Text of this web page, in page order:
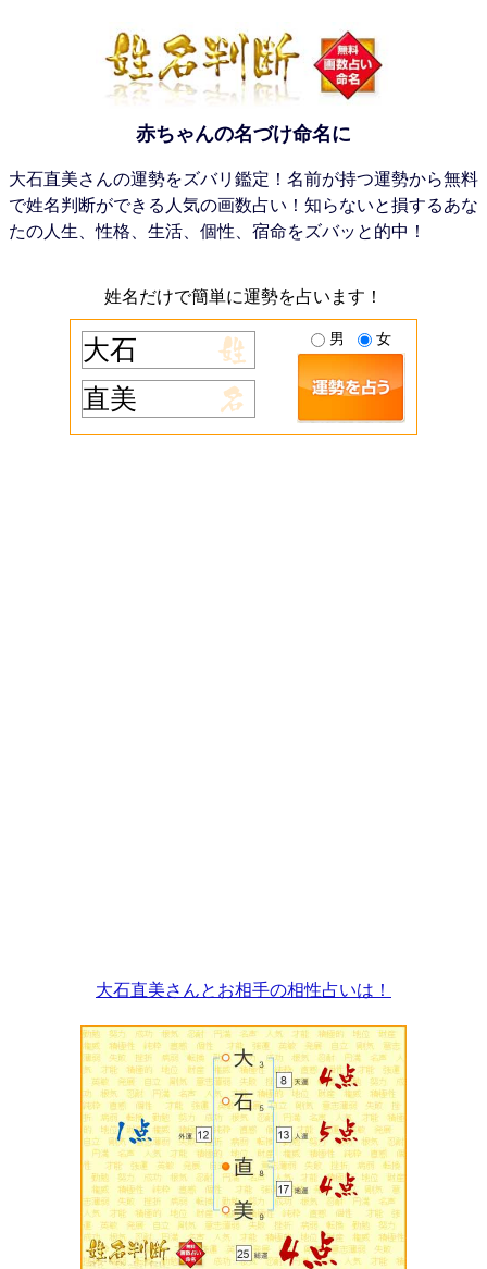
赤ちゃんの名づけ命名に
大石直美さんの運勢をズバリ鑑定！名前が持つ運勢から無料
で姓名判断ができる人気の画数占い！知らないと損するあな
たの人生、性格、生活、個性、宿命をズバッと的中！
姓名だけで簡単に運勢を占います！
男 女
大石直美さんとお相手の相性占いは！